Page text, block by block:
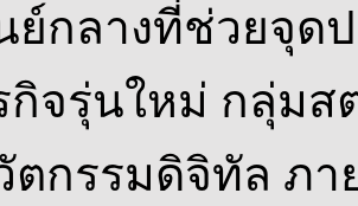
ย์กลางที่ช่วยจุด
กิจรุ่นใหม่ กลุ่มส
ตกรรมดิจิทัล ภา